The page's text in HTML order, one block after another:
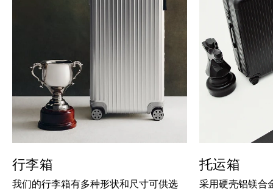
行李箱
我们的行李箱有多种形状和尺寸可供选
托运箱
采用硬壳铝镁合